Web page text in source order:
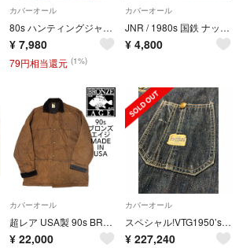
カバーオール
80s ハンティングジャケット カバーオール フィールド オーバーサイズ レア
¥ 7,980
79円相当還元 (1%)
カバーオール
JNR / 1980s 国鉄 ナッパ服 カバーオール ジャケット デットストック
¥ 4,800
カバーオール
超レア USA製 90s BRONZE AGE カバーオール ビンテージ
¥ 22,000
カバーオール
スペシャル!VTG1950’s ヘラクレスデニムカバーオール濃紺USA黄金サイズ
¥ 227,240